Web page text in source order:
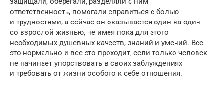
ответственность, помогали справиться с болью
и трудностями, а сейчас он оказывается один на один
со взрослой жизнью, не имея пока для этого
необходимых душевных качеств, знаний и умений. Все
это нормально и все это проходит, если только человек
не начинает упорствовать в своих заблуждениях
и требовать от жизни особого к себе отношения.